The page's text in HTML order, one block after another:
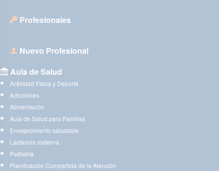
Profesionales
Nuevo Profesional
Aula de Salud
Actividad Física y Deporte
Adicciones
Alimentación
Aula de Salud para Familias
Envejecimiento saludable
Lactancia materna
Pediatría
Planificación Compartida de la Atención